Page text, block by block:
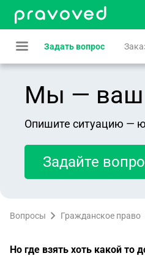
Задать вопрос
Мы — ваш
Опишите ситуацию —
Задайте
Вопросы Гражданское право
Но где взять хоть какой то